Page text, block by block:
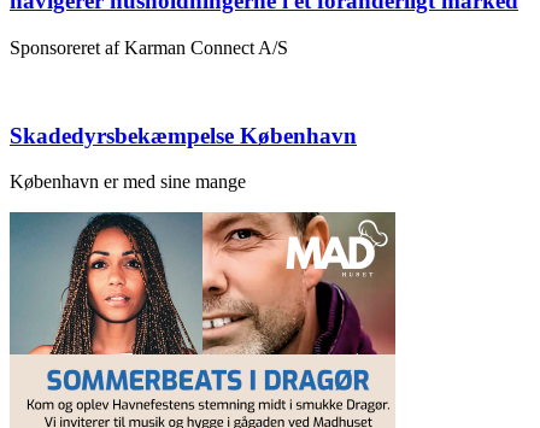
Sponsoreret af Karman Connect A/S
Skadedyrsbekæmpelse København
København er med sine mange